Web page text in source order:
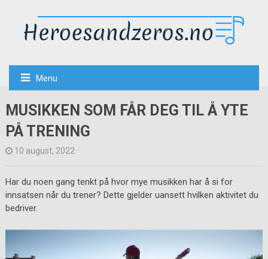
Menu
MUSIKKEN SOM FÅR DEG TIL Å YTE
PÅ TRENING
10 august, 2022
Har du noen gang tenkt på hvor mye musikken har å si for
innsatsen når du trener? Dette gjelder uansett hvilken aktivitet du
bedriver.